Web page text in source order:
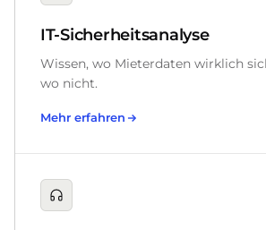
IT-Sicherheitsanalyse
Wissen, wo Mieterdaten wirklich
wo nicht.
Mehr erfahren